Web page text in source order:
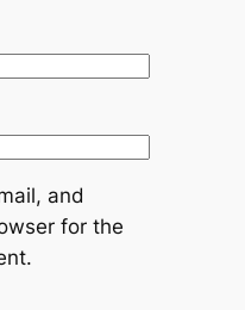
and
for the